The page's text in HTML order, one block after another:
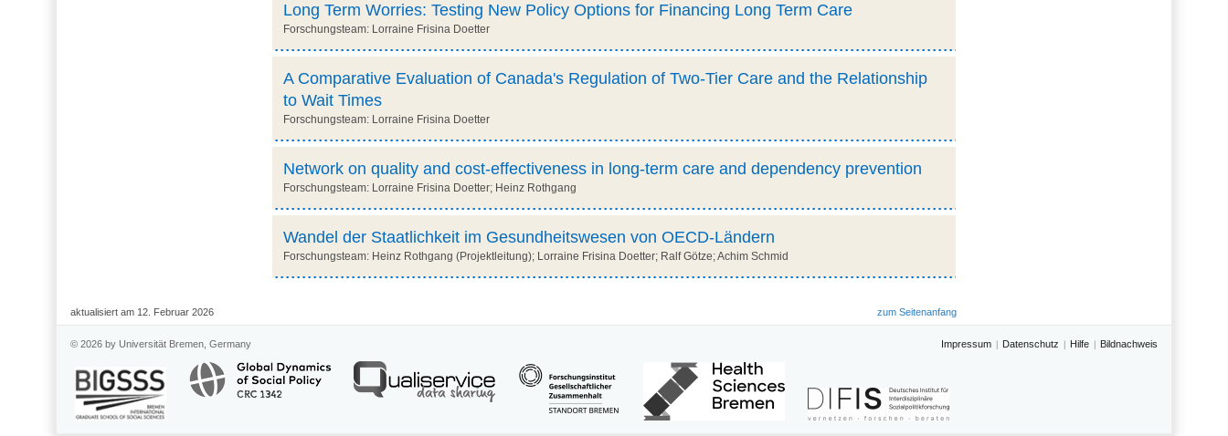
Long Term Worries: Testing New Policy Options for Financing Long Term Care
Forschungsteam: Lorraine Frisina Doetter
A Comparative Evaluation of Canada's Regulation of Two-Tier Care and the Relationship
to Wait Times
Forschungsteam: Lorraine Frisina Doetter
Network on quality and cost-effectiveness in long-term care and dependency prevention
Forschungsteam: Lorraine Frisina Doetter; Heinz Rothgang
Wandel der Staatlichkeit im Gesundheitswesen von OECD-Ländern
Forschungsteam: Heinz Rothgang (Projektleitung); Lorraine Frisina Doetter; Ralf Götze; Achim Schmid
aktualisiert am 12. Februar 2026 zum Seitenanfang
© 2026 by Universität Bremen, Germany Impressum Datenschutz Hilfe Bildnachweis